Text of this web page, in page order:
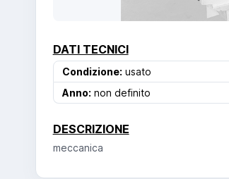
DATI TECNICI
Condizione: usato
Anno: non definito
DESCRIZIONE
meccanica